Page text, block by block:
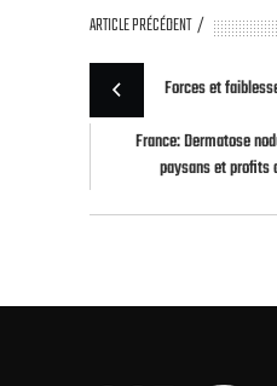
ARTICLE PRÉCÉDENT
Forces et
France: Dermatose
paysans et profits